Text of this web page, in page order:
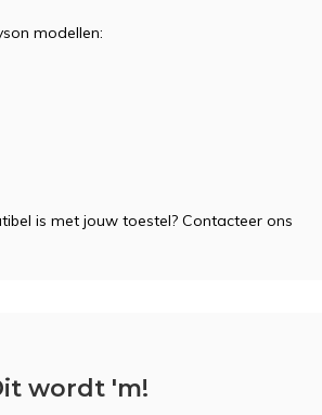
modellen:
is met jouw toestel? Contacteer ons
wordt 'm!